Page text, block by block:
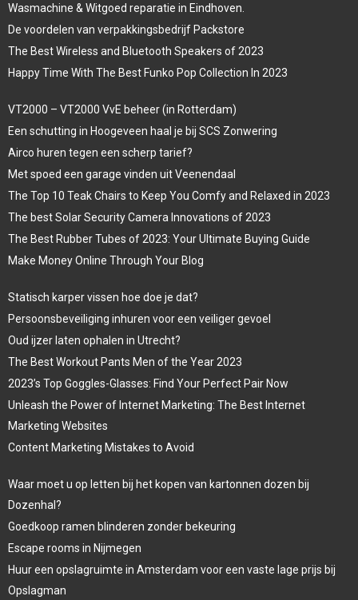
Wasmachine & Witgoed reparatie in Eindhoven.
De voordelen van verpakkingsbedrijf Packstore
The Best Wireless and Bluetooth Speakers of 2023
Happy Time With The Best Funko Pop Collection In 2023
VT2000 – VT2000 VvE beheer (in Rotterdam)
Een schutting in Hoogeveen haal je bij SCS Zonwering
Airco huren tegen een scherp tarief?
Met spoed een garage vinden uit Veenendaal
The Top 10 Teak Chairs to Keep You Comfy and Relaxed in 2023
The best Solar Security Camera Innovations of 2023
The Best Rubber Tubes of 2023: Your Ultimate Buying Guide
Make Money Online Through Your Blog
Statisch karper vissen hoe doe je dat?
Persoonsbeveiliging inhuren voor een veiliger gevoel
Oud ijzer laten ophalen in Utrecht?
The Best Workout Pants Men of the Year 2023
2023’s Top Goggles-Glasses: Find Your Perfect Pair Now
Unleash the Power of Internet Marketing: The Best Internet
Marketing Websites
Content Marketing Mistakes to Avoid
Waar moet u op letten bij het kopen van kartonnen dozen bij
Dozenhal?
Goedkoop ramen blinderen zonder bekeuring
Escape rooms in Nijmegen
Huur een opslagruimte in Amsterdam voor een vaste lage prijs bij
Opslagman